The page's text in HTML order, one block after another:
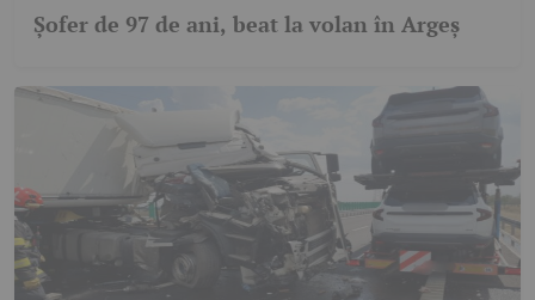
Șofer de 97 de ani, beat la volan în Argeș